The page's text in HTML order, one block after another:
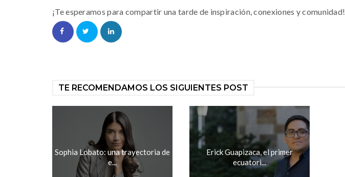
¡Te esperamos para compartir una tarde de inspiración, conexiones y comunidad!
TE RECOMENDAMOS LOS SIGUIENTES POST
Sophia Lobato: una trayectoria de
e...
Erick Guapizaca, el primer
ecuatori...